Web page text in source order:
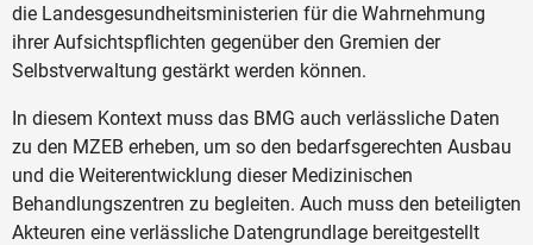
die Landesgesundheitsministerien für die Wahrnehmung
ihrer Aufsichtspflichten gegenüber den Gremien der
Selbstverwaltung gestärkt werden können.
In diesem Kontext muss das BMG auch verlässliche Daten
zu den MZEB erheben, um so den bedarfsgerechten Ausbau
und die Weiterentwicklung dieser Medizinischen
Behandlungszentren zu begleiten. Auch muss den beteiligten
Akteuren eine verlässliche Datengrundlage bereitgestellt